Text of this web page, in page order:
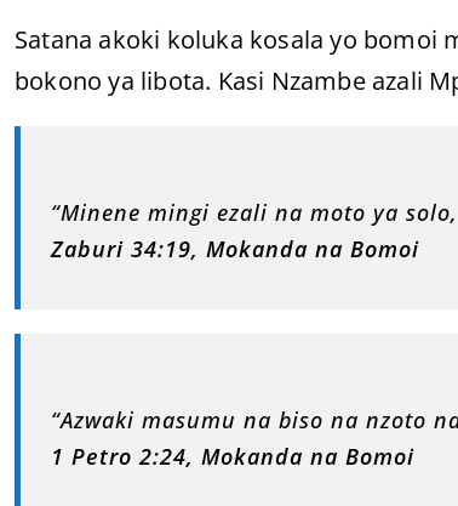
Satana akoki koluka kosala yo bomoi
bokono ya libota. Kasi Nzambe azali
“Minene mingi ezali na moto ya
Zaburi 34:19, Mokanda na Bomoi
“Azwaki masumu na biso na nzoto
1 Petro 2:24, Mokanda na Bomoi